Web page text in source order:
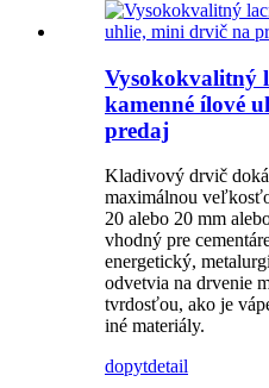
Vysokokvalitný
kamenné ílové
predaj
Kladivový drvič
maximálnou
20 alebo 20 mm
vhodný pre
energetický,
odvetvia na drvenie
tvrdosťou, ako je
iné materiály.
dopytdetail